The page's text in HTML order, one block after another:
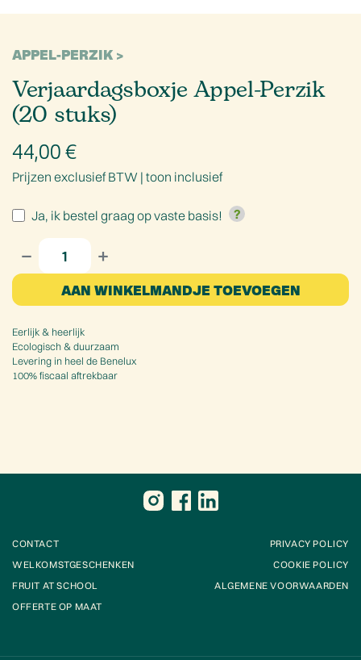
APPEL-PERZIK
Verjaardagsboxje Appel-Perzik
(20 stuks)
44,00 €
Prijzen exclusief BTW | toon inclusief
Ja, ik bestel graag op vaste basis!
AAN WINKELMANDJE TOEVOEGEN
Eerlijk & heerlijk
Ecologisch & duurzaam
Levering in heel de Benelux
100% fiscaal aftrekbaar
CONTACT
WELKOMSTGESCHENKEN
FRUIT AT SCHOOL
OFFERTE OP MAAT
PRIVACY POLICY
COOKIE POLICY
ALGEMENE VOORWAARDEN